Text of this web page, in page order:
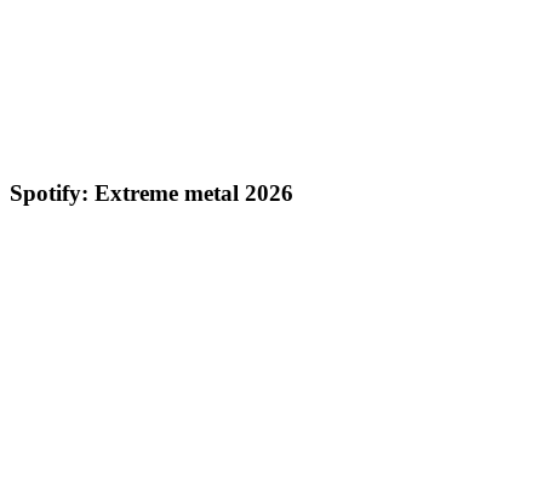
Spotify: Extreme metal 2026